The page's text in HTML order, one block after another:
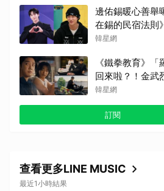
邊佑錫暖心善舉
在錫的民宿法則
露：因他的捐款
韓星網
《鐵拳教育》「
回來啦？！金武
高中混混拍廣告
反應笑翻劇迷：
篇！
韓星網
訂閱
查看更多LINE MUSIC
最近1小時結果